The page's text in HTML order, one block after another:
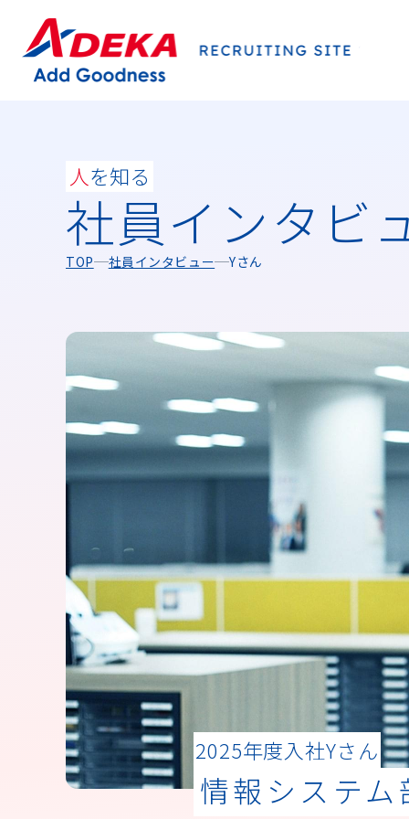
人を知る
社員インタビ
TOP 社員インタビュー Yさん
2025年度入社Yさん
情報システム